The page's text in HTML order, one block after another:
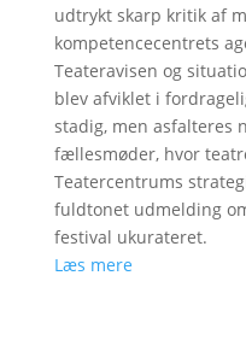
udtrykt skarp kritik af
kompetencecentrets
Teateravisen og
blev afviklet i
stadig, men asfalteres
fællesmøder, hvor
Teatercentrums
fuldtonet udmelding
festival ukurateret.
Læs mere